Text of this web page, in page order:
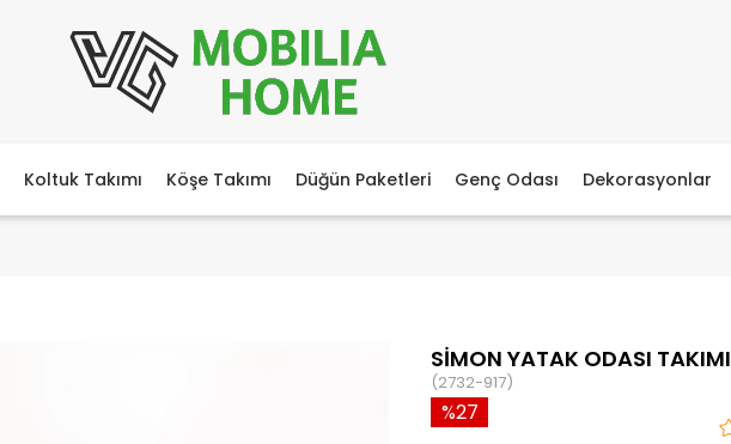
Koltuk Takımı Köşe Takımı Düğün Paketleri Genç Odası Dekorasyonlar
SİMON YATAK ODASI TAKIMI
(2732-917)
27